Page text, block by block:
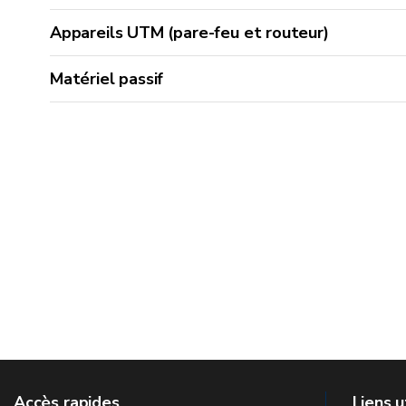
Appareils UTM (pare-feu et routeur)
Matériel passif